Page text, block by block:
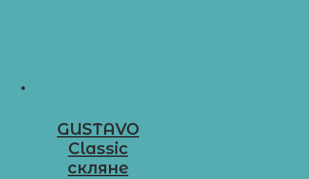
GUSTAVO
Classic
скляне